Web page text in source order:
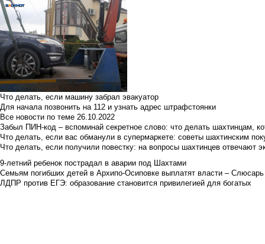
Что делать, если машину забрал эвакуатор
Для начала позвонить на 112 и узнать адрес штрафстоянки
Все новости по теме 26.10.2022
Забыл ПИН-код – вспоминай секретное слово: что делать шахтинцам,
Что делать, если вас обманули в супермаркете: советы шахтинским
Что делать, если получили повестку: на вопросы шахтинцев отвечают
9-летний ребенок пострадал в аварии под Шахтами
Семьям погибших детей в Архипо-Осиповке выплатят власти – Слюсарь
ЛДПР против ЕГЭ: образование становится привилегией для богатых